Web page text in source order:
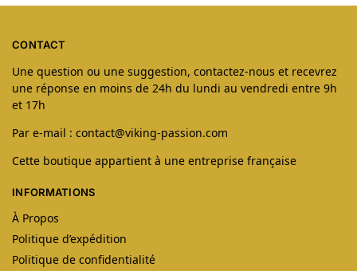
CONTACT
Une question ou une suggestion, contactez-nous et recevrez
une réponse en moins de 24h du lundi au vendredi entre 9h
et 17h
Par e-mail : contact@viking-passion.com
Cette boutique appartient à une entreprise française
INFORMATIONS
À Propos
Politique d’expédition
Politique de confidentialité